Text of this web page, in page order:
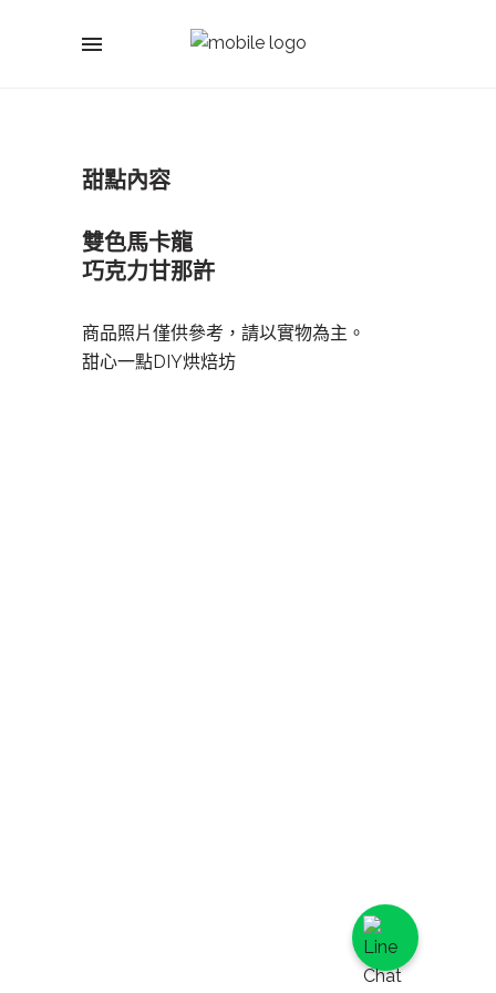
甜點內容
雙色馬卡龍
巧克力甘那許
商品照片僅供參考，請以實物為主。
甜心一點DIY烘焙坊